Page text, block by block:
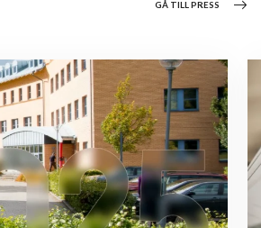
GÅ TILL PRESS